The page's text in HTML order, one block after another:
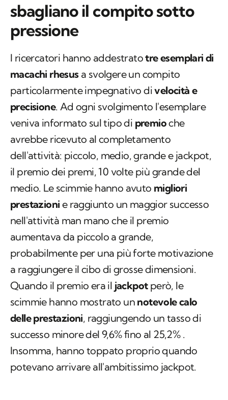
sbagliano il compito sotto
pressione
I ricercatori hanno addestratotre esemplari di
macachi rhesusa svolgere un compito
particolarmente impegnativo divelocità e
precisione. Ad ogni svolgimento l'esemplare
veniva informato sul tipo di premioche
avrebbe ricevuto al completamento
dell'attività: piccolo, medio, grande e jackpot,
il premio dei premi, 10 volte più grande del
medio. Le scimmie hanno avuto migliori
prestazioni e raggiunto un maggior successo
nell'attività man mano che il premio
aumentava da piccolo a grande,
probabilmente per una più forte motivazione
a raggiungere il cibo di grosse dimensioni.
Quando il premio era il jackpotperò, le
scimmie hanno mostrato un notevole calo
delle prestazioni, raggiungendo un tasso di
successo minore del 9,6% fino al 25,2% .
Insomma, hanno toppato proprio quando
potevano arrivare all'ambitissimo jackpot.